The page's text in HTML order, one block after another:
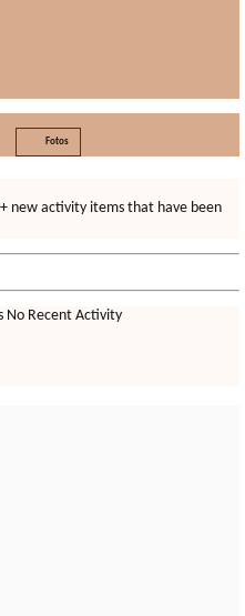
Fotos
new activity items that have been
No Recent Activity